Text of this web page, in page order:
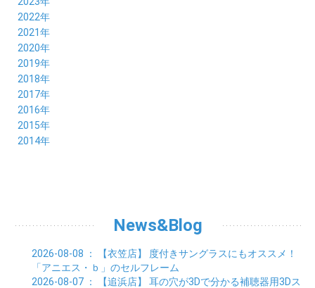
10月 (3)
09月 (3)
08月 (4)
07月 (4)
06月 (4)
05月 (4)
04月 (1)
03月 (3)
02月 (4)
01月 (4)
11月 (5)
10月 (4)
09月 (6)
08月 (5)
07月 (5)
06月 (4)
05月 (3)
04月 (7)
03月 (5)
02月 (7)
12月 (5)
11月 (4)
10月 (5)
09月 (6)
08月 (7)
07月 (7)
06月 (7)
05月 (8)
04月 (8)
03月 (9)
2022年
12月 (9)
11月 (5)
10月 (8)
09月 (7)
08月 (5)
07月 (9)
06月 (10)
05月 (9)
04月 (7)
2021年
12月 (5)
11月 (5)
10月 (5)
09月 (5)
08月 (11)
07月 (4)
06月 (7)
05月 (8)
2020年
12月 (7)
11月 (6)
10月 (8)
09月 (10)
08月 (10)
07月 (7)
06月 (7)
2019年
12月 (8)
11月 (9)
10月 (9)
09月 (7)
08月 (8)
07月 (7)
2018年
12月 (8)
11月 (8)
10月 (7)
09月 (10)
08月 (8)
01月 (7)
2017年
12月 (7)
11月 (8)
10月 (7)
02月 (6)
01月 (9)
2016年
12月 (9)
11月 (5)
03月 (7)
02月 (6)
01月 (9)
2015年
12月 (9)
06月 (5)
2014年
News&Blog
2026-08-08 ： 【衣笠店】
度付きサングラスにもオススメ！
「アニエス・ｂ」のセルフレーム
2026-08-07 ： 【追浜店】 耳の穴が3Dで分かる補聴器用3Dス